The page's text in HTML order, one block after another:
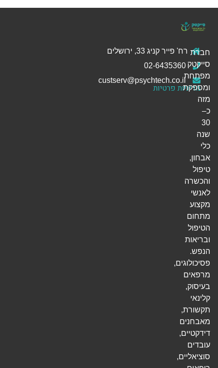
רח' פייר קניג 33, ירושלים
מדיניות פרטיות
חברת
סייקטק
מפתחת
ומספקת
מזה
כ–
30
שנה
כלי
אבחון,
טיפול
והכשרה
לאנשי
מקצוע
מתחום
הטיפול
ובריאות
הנפש.
פסיכולוגים,
מרפאים
בעיסוק,
קלינאי
תקשורת,
מאבחנים
דידקטיים,
עובדים
סוציאליים,